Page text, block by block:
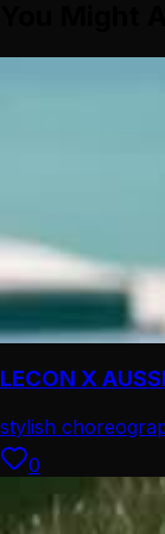
LECON X
stylish
0